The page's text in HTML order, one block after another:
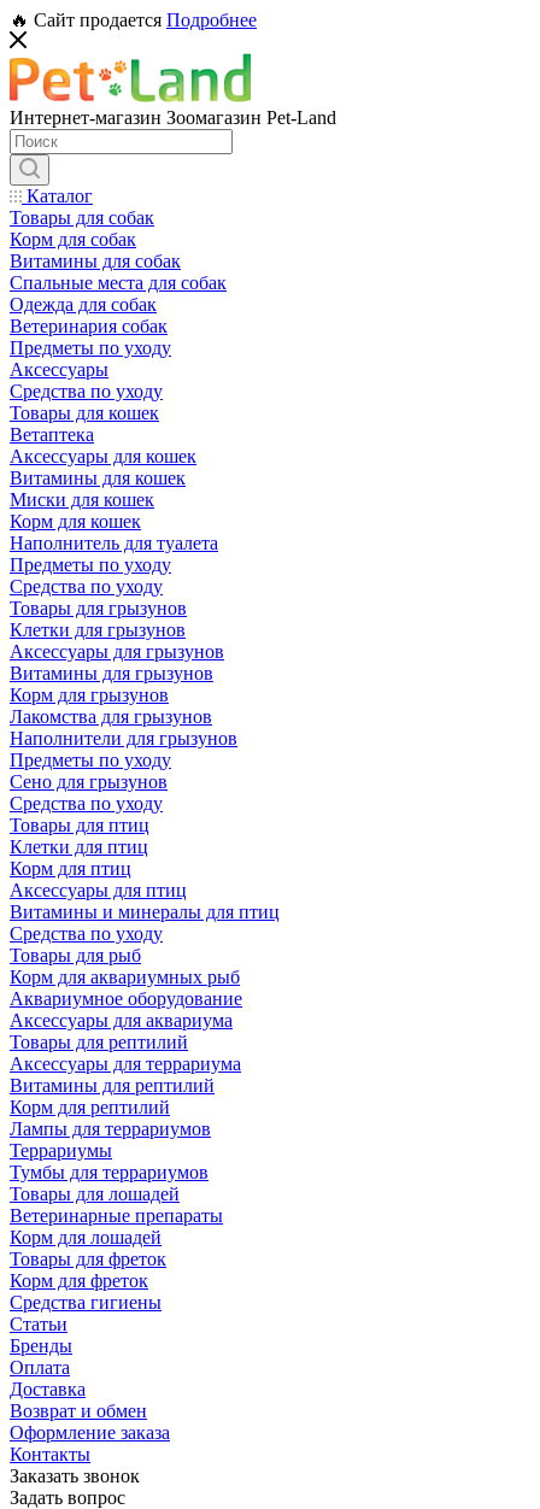
🔥 Сайт продается Подробнее
Интернет-магазин Зоомагазин Pet-Land
Каталог
Товары для собак
Корм для собак
Витамины для собак
Спальные места для собак
Одежда для собак
Ветеринария собак
Предметы по уходу
Аксессуары
Средства по уходу
Товары для кошек
Ветаптека
Аксессуары для кошек
Витамины для кошек
Миски для кошек
Корм для кошек
Наполнитель для туалета
Предметы по уходу
Средства по уходу
Товары для грызунов
Клетки для грызунов
Аксессуары для грызунов
Витамины для грызунов
Корм для грызунов
Лакомства для грызунов
Наполнители для грызунов
Предметы по уходу
Сено для грызунов
Средства по уходу
Товары для птиц
Клетки для птиц
Корм для птиц
Аксессуары для птиц
Витамины и минералы для птиц
Средства по уходу
Товары для рыб
Корм для аквариумных рыб
Аквариумное оборудование
Аксессуары для аквариума
Товары для рептилий
Аксессуары для террариума
Витамины для рептилий
Корм для рептилий
Лампы для террариумов
Террариумы
Тумбы для террариумов
Товары для лошадей
Ветеринарные препараты
Корм для лошадей
Товары для фреток
Корм для фреток
Средства гигиены
Статьи
Бренды
Оплата
Доставка
Возврат и обмен
Оформление заказа
Контакты
Заказать звонок
Задать вопрос